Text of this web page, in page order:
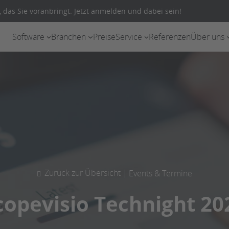
das Sie voranbringt. Jetzt anmelden und dabei sein!
Software Branchen PreiseService ReferenzenÜber uns
Zurück zur Übersicht | Events & Termine
Technight